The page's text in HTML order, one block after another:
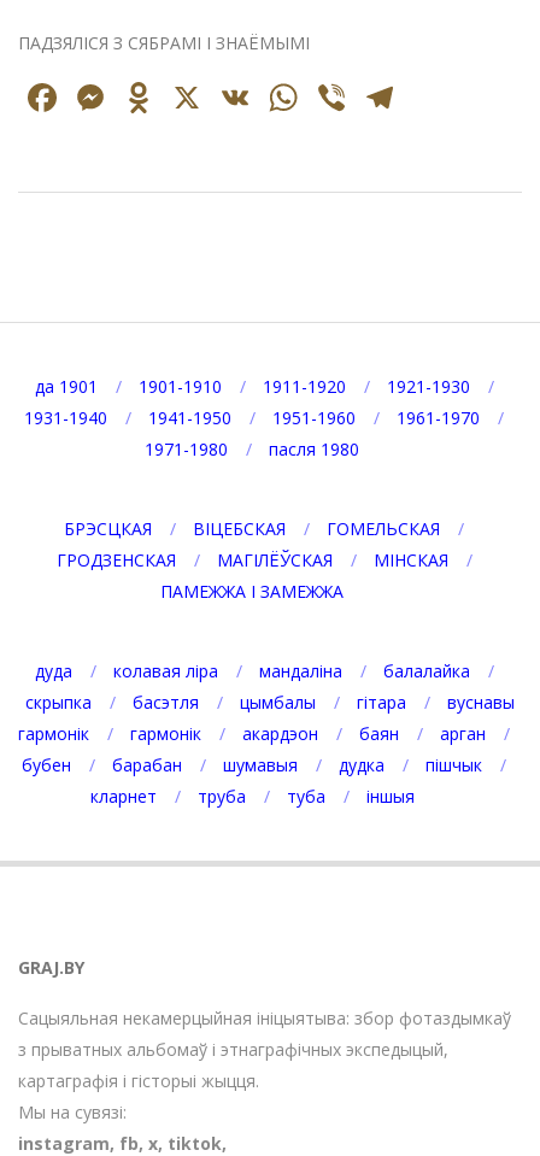
ПАДЗЯЛІСЯ З СЯБРАМІ І ЗНАЁМЫМІ
Facebook
Messenger
Odnoklassniki
X VK WhatsApp
Viber
да 1901 1901-1910 1911-1920
1921-1930
1931-1940
1941-1950 1951-1960
1961-1970
1971-1980
пасля 1980
БРЭСЦКАЯ ВІЦЕБСКАЯ
ГОМЕЛЬСКАЯ
ГРОДЗЕНСКАЯ
МАГІЛЁЎСКАЯ
МІНСКАЯ
ПАМЕЖЖА І ЗАМЕЖЖА
дуда колавая ліра мандаліна
балалайка
скрыпка
басэтля цымбалы гітара
вуснавы
гармонік
гармонік акардэон баян
арган
бубен
барабан шумавыя дудка
пішчык
кларнет
труба туба іншыя
GRAJ.BY
Сацыяльная некамерцыйная ініцыятыва: збор фотаздымкаў
з прыватных альбомаў і этнаграфічных экспедыцый,
картаграфія і гісторыі жыцця.
Мы на сувязі:
instagram, fb, х, tiktok,